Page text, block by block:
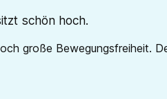
schön hoch.
große Bewegungsfreiheit.